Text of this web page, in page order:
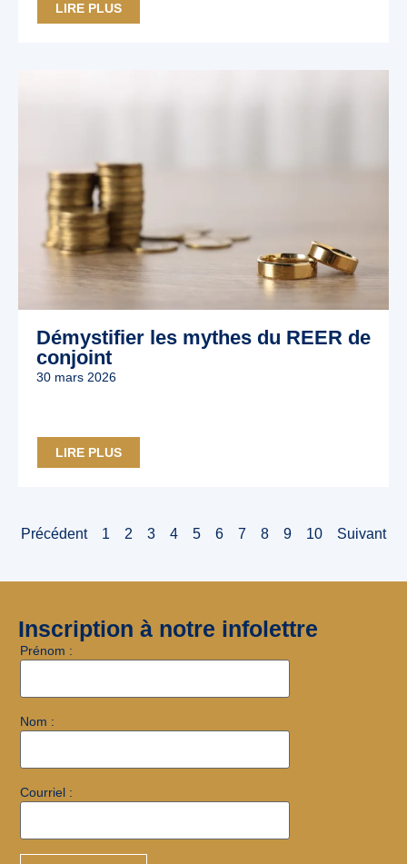
LIRE PLUS
Démystifier les mythes du REER de
conjoint
30 mars 2026
LIRE PLUS
Précédent 1 2 3 4 5 6 7 8 9 10 Suivant
Inscription à notre infolettre
Prénom :
Nom :
Courriel :